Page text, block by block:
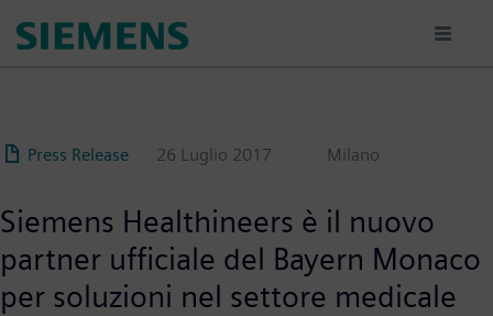
Press Release 26 Luglio 2017 Milano
Siemens Healthineers è il nuovo
partner ufficiale del Bayern Monaco
per soluzioni nel settore medicale